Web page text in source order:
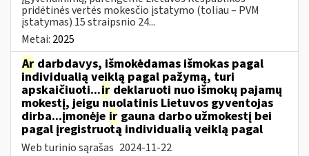
pridėtinės vertės mokesčio įstatymo (toliau – PVM
įstatymas) 15 straipsnio 24...
Metai: 2025
Ar darbdavys, išmokėdamas išmokas pagal
individualią veiklą pagal pažymą, turi
apskaičiuoti...ir deklaruoti nuo išmokų pajamų
mokestį, jeigu nuolatinis Lietuvos gyventojas
dirba...įmonėje ir gauna darbo užmokestį bei
pagal įregistruotą individualią veiklą pagal
Web turinio sąrašas 2024-11-22